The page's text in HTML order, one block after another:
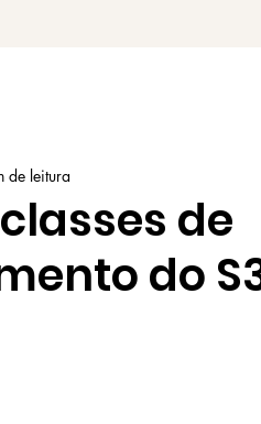
de
do
de leitura